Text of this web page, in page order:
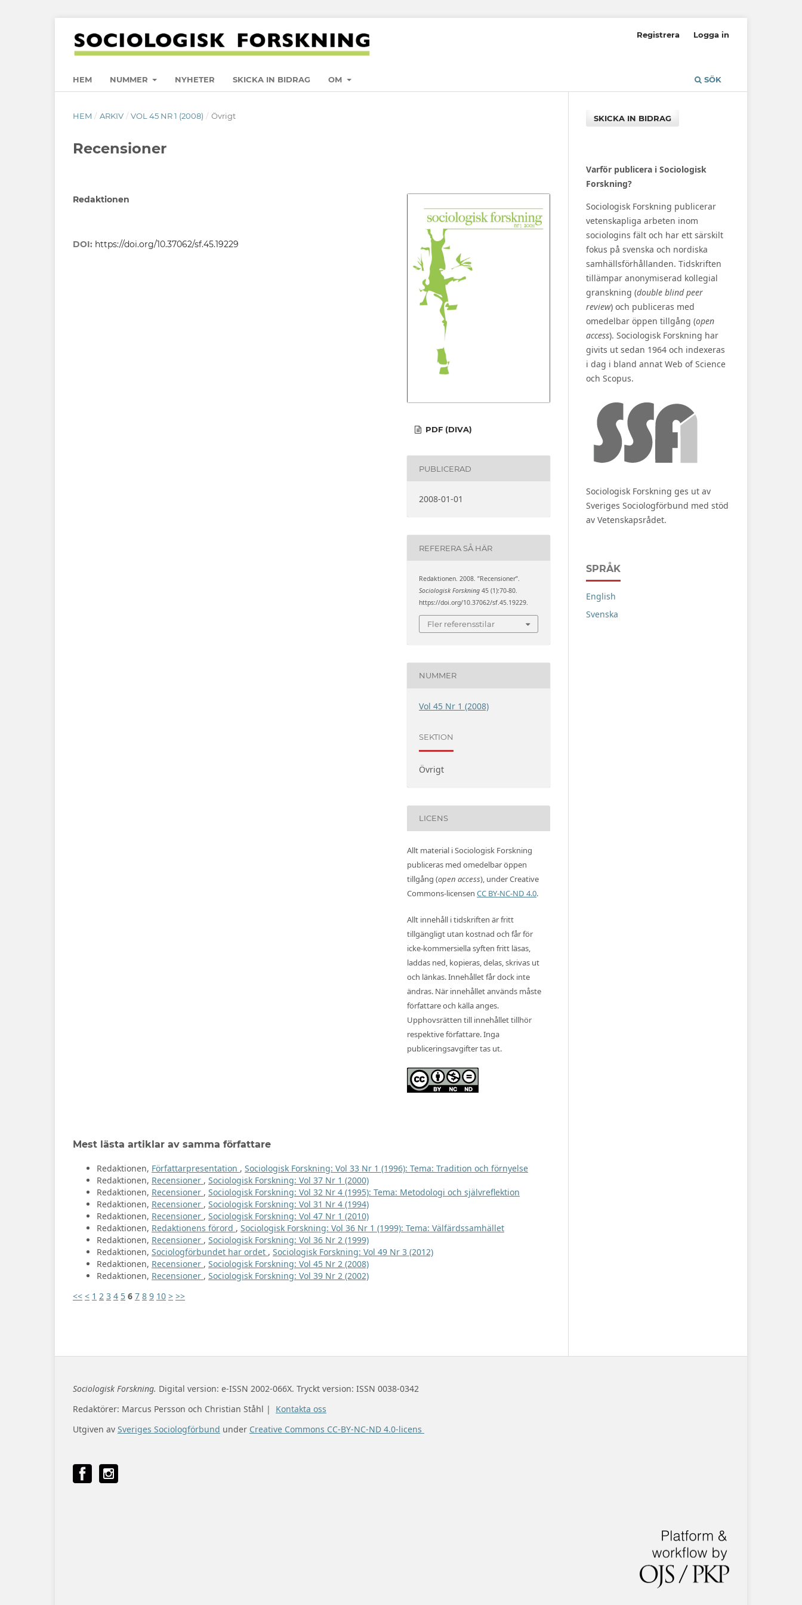
HEM NUMMER NYHETER SKICKA IN BIDRAG OM SÖK
Registrera Logga in
HEM / ARKIV / VOL 45 NR 1 (2008) / Övrigt
Recensioner
Redaktionen
DOI: https://doi.org/10.37062/sf.45.19229
PDF (DIVA)
PUBLICERAD
2008-01-01
REFERERA SÅ HÄR
Redaktionen. 2008. ”Recensioner”.
Sociologisk Forskning 45 (1):70-80.
https://doi.org/10.37062/sf.45.19229.
Fler referensstilar
NUMMER
Vol 45 Nr 1 (2008)
SEKTION
Övrigt
LICENS
Allt material i Sociologisk Forskning
publiceras med omedelbar öppen
tillgång (open access), under Creative
Commons-licensen CC BY-NC-ND 4.0.
Allt innehåll i tidskriften är fritt
tillgängligt utan kostnad och får för
icke-kommersiella syften fritt läsas,
laddas ned, kopieras, delas, skrivas ut
och länkas. Innehållet får dock inte
ändras. När innehållet används måste
författare och källa anges.
Upphovsrätten till innehållet tillhör
respektive författare. Inga
publiceringsavgifter tas ut.
Mest lästa artiklar av samma författare
Redaktionen, Författarpresentation , Sociologisk Forskning: Vol 33 Nr 1 (1996): Tema: Tradition och förnyelse
Redaktionen, Recensioner , Sociologisk Forskning: Vol 37 Nr 1 (2000)
Redaktionen, Recensioner , Sociologisk Forskning: Vol 32 Nr 4 (1995): Tema: Metodologi och självreflektion
Redaktionen, Recensioner , Sociologisk Forskning: Vol 31 Nr 4 (1994)
Redaktionen, Recensioner , Sociologisk Forskning: Vol 47 Nr 1 (2010)
Redaktionen, Redaktionens förord , Sociologisk Forskning: Vol 36 Nr 1 (1999): Tema: Välfärdssamhället
Redaktionen, Recensioner , Sociologisk Forskning: Vol 36 Nr 2 (1999)
Redaktionen, Sociologförbundet har ordet , Sociologisk Forskning: Vol 49 Nr 3 (2012)
Redaktionen, Recensioner , Sociologisk Forskning: Vol 45 Nr 2 (2008)
Redaktionen, Recensioner , Sociologisk Forskning: Vol 39 Nr 2 (2002)
<< < 1 2 3 4 5 6 7 8 9 10 > >>
SKICKA IN BIDRAG
Varför publicera i Sociologisk
Forskning?
Sociologisk Forskning publicerar
vetenskapliga arbeten inom
sociologins fält och har ett särskilt
fokus på svenska och nordiska
samhällsförhållanden. Tidskriften
tillämpar anonymiserad kollegial
granskning (double blind peer
review) och publiceras med
omedelbar öppen tillgång (open
access). Sociologisk Forskning har
givits ut sedan 1964 och indexeras
i dag i bland annat Web of Science
och Scopus.
Sociologisk Forskning ges ut av
Sveriges Sociologförbund med stöd
av Vetenskapsrådet.
SPRÅK
English
Svenska
Sociologisk Forskning. Digital version: e-ISSN 2002-066X. Tryckt version: ISSN 0038-0342
Redaktörer: Marcus Persson och Christian Ståhl | Kontakta oss
Utgiven av Sveriges Sociologförbund under Creative Commons CC-BY-NC-ND 4.0-licens